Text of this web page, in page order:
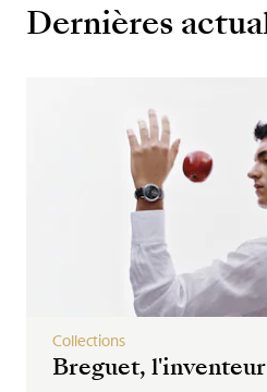
Dernières
Breguet,
Collections